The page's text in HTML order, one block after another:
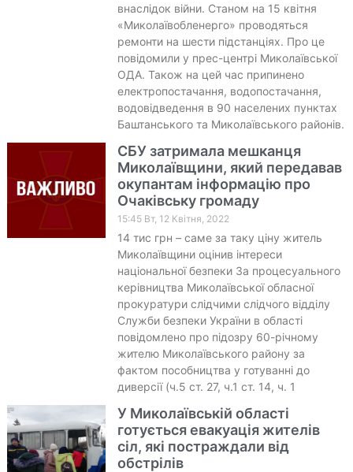
внаслідок війни. Станом на 15 квітня
«Миколаївобленерго» проводяться
ремонти на шести підстанціях. Про це
повідомили у прес-центрі Миколаївської
ОДА. Також на цей час припинено
електропостачання, водопостачання,
водовідведення в 90 населених пунктах
Баштанського та Миколаївського районів.
СБУ затримала мешканця
Миколаївщини, який передавав
окупантам інформацію про
Очаківську громаду
15:45 Вт, 12 Квітня, 2022
14 тис грн – саме за таку ціну житель
Миколаївщини оцінив інтереси
національної безпеки За процесуального
керівництва Миколаївської обласної
прокуратури слідчими слідчого відділу
Служби безпеки України в області
повідомлено про підозру 60-річному
жителю Миколаївського району за
фактом пособництва у готуванні до
диверсії (ч.5 ст. 27, ч.1 ст. 14, ч. 1
У Миколаївській області
готується евакуація жителів
сіл, які постраждали від
обстрілів